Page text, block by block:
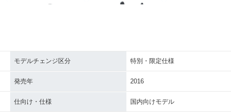
2022年 W800・カラー
2021年 W800 STREE
2021年 W800 CAFE・
モデルチェンジ区分 特別・限定仕様
発売年 2016
仕向け・仕様 国内向けモデル